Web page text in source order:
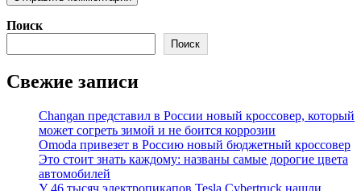
Поиск
Поиск
Свежие записи
Changan представил в России новый кроссовер, который
может согреть зимой и не боится коррозии
Omoda привезет в Россию новый бюджетный кроссовер
Это стоит знать каждому: названы самые дорогие цвета
автомобилей